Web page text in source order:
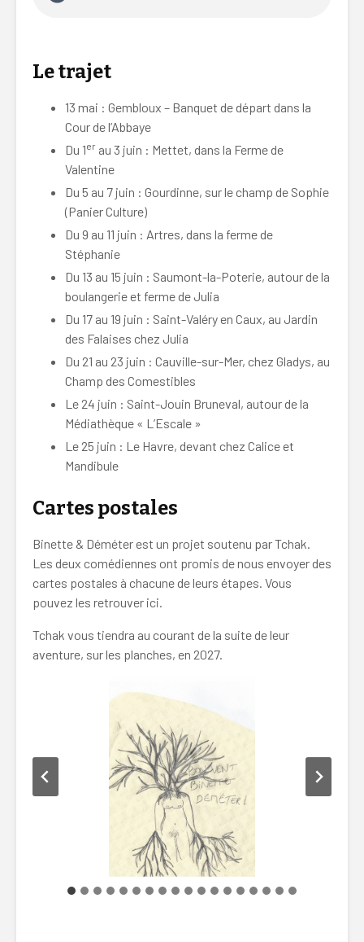
Le trajet
13 mai : Gembloux – Banquet de départ dans la
Cour de l’Abbaye
Du 1er au 3 juin : Mettet, dans la Ferme de
Valentine
Du 5 au 7 juin : Gourdinne, sur le champ de Sophie
(Panier Culture)
Du 9 au 11 juin : Artres, dans la ferme de
Stéphanie
Du 13 au 15 juin : Saumont-la-Poterie, autour de la
boulangerie et ferme de Julia
Du 17 au 19 juin : Saint-Valéry en Caux, au Jardin
des Falaises chez Julia
Du 21 au 23 juin : Cauville-sur-Mer, chez Gladys, au
Champ des Comestibles
Le 24 juin : Saint-Jouin Bruneval, autour de la
Médiathèque « L’Escale »
Le 25 juin : Le Havre, devant chez Calice et
Mandibule
Cartes postales
Binette & Déméter est un projet soutenu par Tchak.
Les deux comédiennes ont promis de nous envoyer des
cartes postales à chacune de leurs étapes. Vous
pouvez les retrouver ici.
Tchak vous tiendra au courant de la suite de leur
aventure, sur les planches, en 2027.